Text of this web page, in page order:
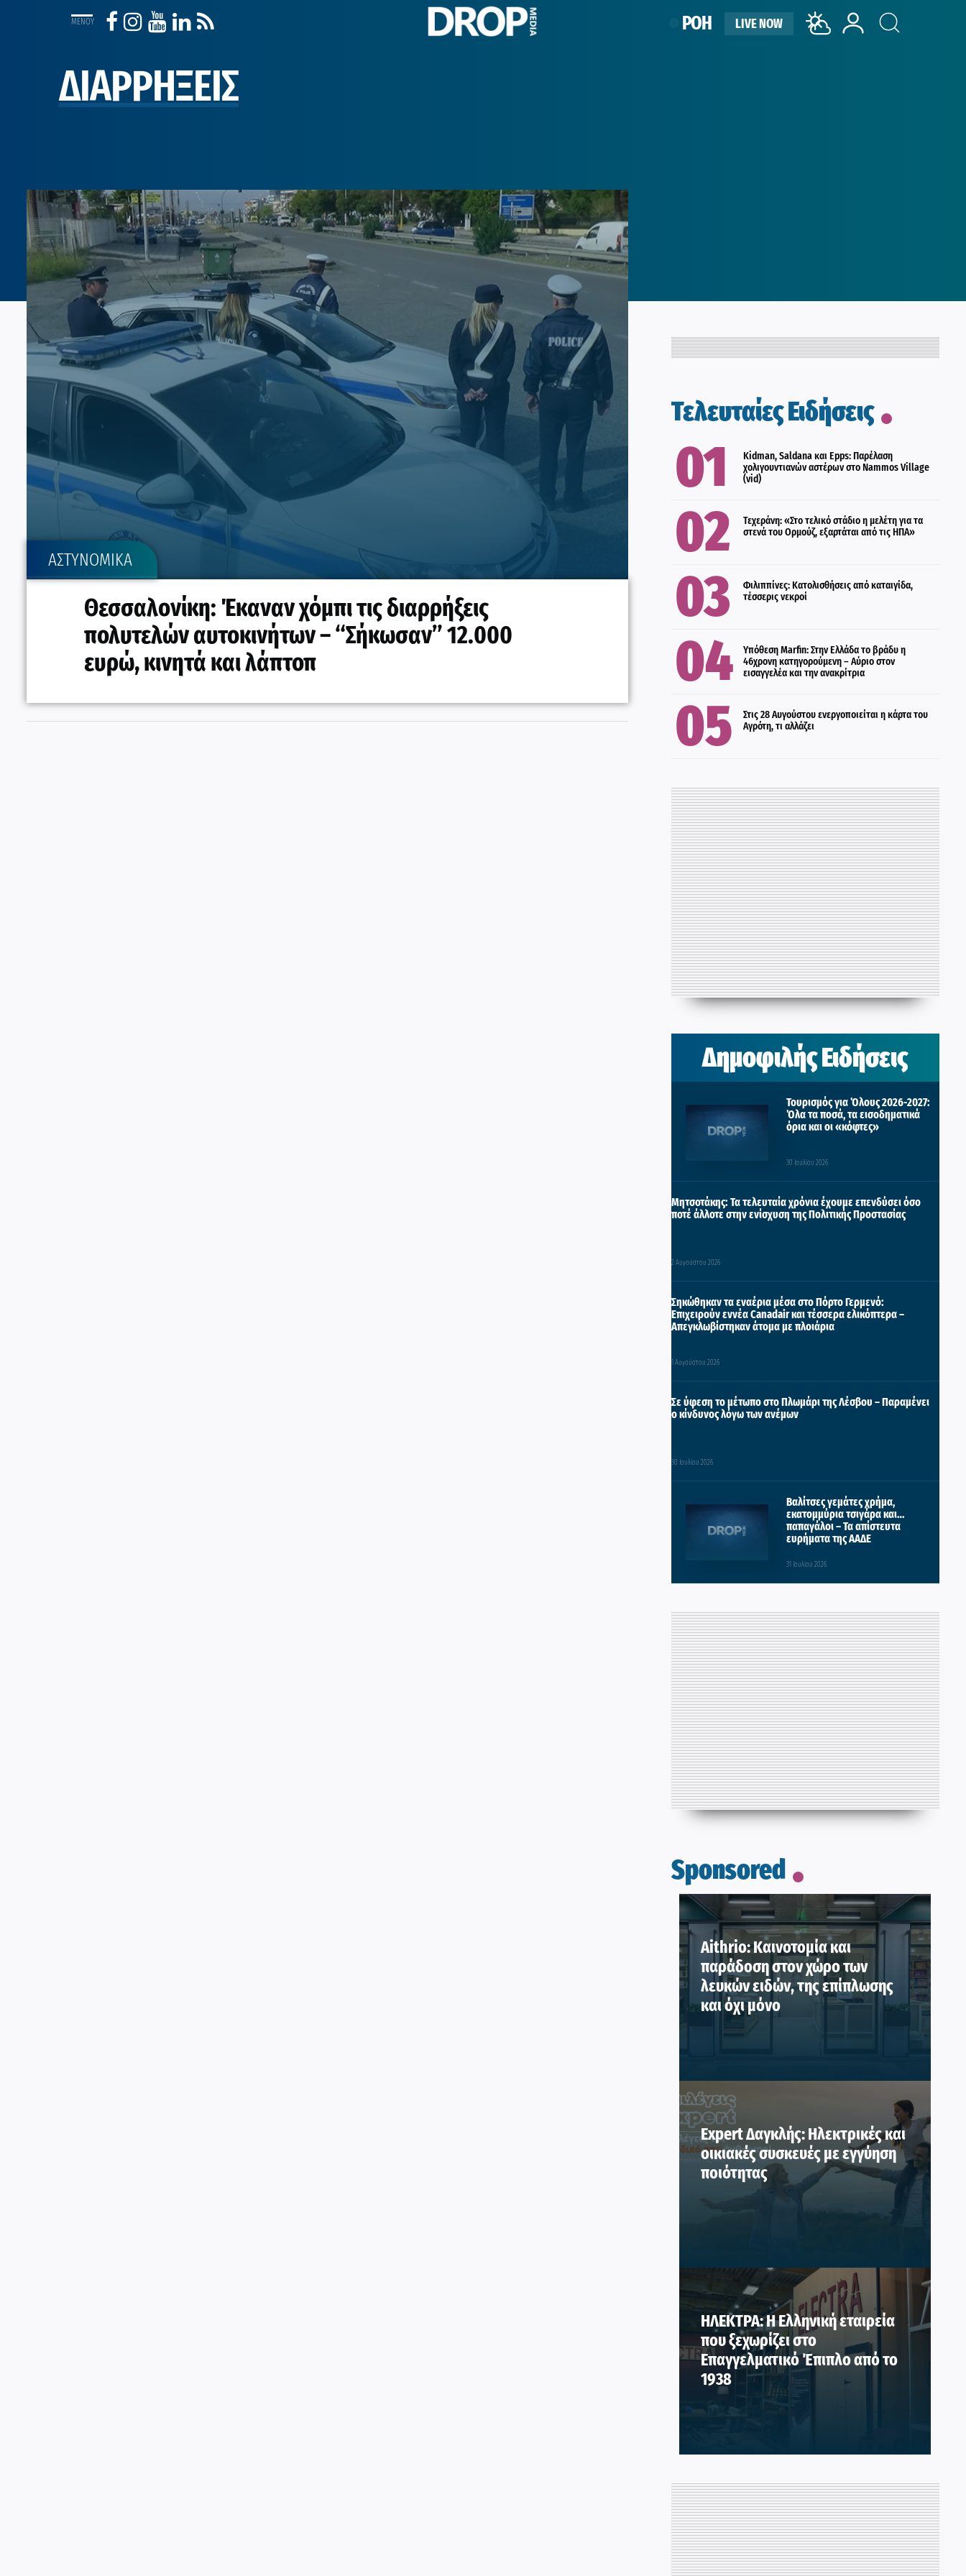
LIVE NOW
ΡΟΗ
ΔΙΑΡΡΗΞΕΙΣ
ΑΣΤΥΝΟΜΙΚΑ
Θεσσαλονίκη: Έκαναν χόμπι τις διαρρήξεις
πολυτελών αυτοκινήτων – “Σήκωσαν” 12.000
ευρώ, κινητά και λάπτοπ
Τελευταίες Ειδήσεις
Kidman, Saldana και Epps: Παρέλαση
χολιγουντιανών αστέρων στο Nammos Village
(vid)
ΔΙΕΘΝΗ
Τεχεράνη: «Στο τελικό στάδιο η μελέτη για τα
στενά του Ορμούζ, εξαρτάται από τις ΗΠΑ»
ΔΙΕΘΝΗ
Φιλιππίνες: Κατολισθήσεις από καταιγίδα,
τέσσερις νεκροί
ΕΛΛΑΔΑ
Υπόθεση Marfin: Στην Ελλάδα το βράδυ η
46χρονη κατηγορούμενη – Αύριο στον
εισαγγελέα και την ανακρίτρια
ΟΙΚΟΝΟΜΙΑ
Στις 28 Αυγούστου ενεργοποιείται η κάρτα του
Αγρότη, τι αλλάζει
Δημοφιλής Ειδήσεις
Τουρισμός για Όλους 2026-2027:
Όλα τα ποσά, τα εισοδηματικά
όρια και οι «κόφτες»
30 Ιουλίου 2026
Μητσοτάκης: Τα τελευταία χρόνια έχουμε επενδύσει όσο
ποτέ άλλοτε στην ενίσχυση της Πολιτικής Προστασίας
2 Αυγούστου 2026
Σηκώθηκαν τα εναέρια μέσα στο Πόρτο Γερμενό:
Επιχειρούν εννέα Canadair και τέσσερα ελικόπτερα –
Απεγκλωβίστηκαν άτομα με πλοιάρια
1 Αυγούστου 2026
Σε ύφεση το μέτωπο στο Πλωμάρι της Λέσβου – Παραμένει
ο κίνδυνος λόγω των ανέμων
30 Ιουλίου 2026
Βαλίτσες γεμάτες χρήμα,
εκατομμύρια τσιγάρα και…
παπαγάλοι – Τα απίστευτα
ευρήματα της ΑΑΔΕ
31 Ιουλίου 2026
Sponsored
Aithrio: Καινοτομία και
παράδοση στον χώρο των
λευκών ειδών, της επίπλωσης
και όχι μόνο
Expert Δαγκλής: Ηλεκτρικές και
οικιακές συσκευές με εγγύηση
ποιότητας
ΗΛΕΚΤΡΑ: Η Ελληνική εταιρεία
που ξεχωρίζει στο
Επαγγελματικό Έπιπλο από το
1938